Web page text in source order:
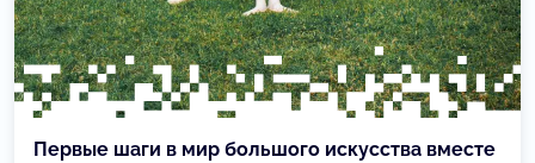
Первые шаги в мир большого искусства вместе